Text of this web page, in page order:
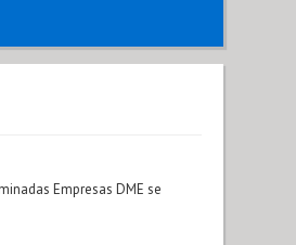
Empresas DME se